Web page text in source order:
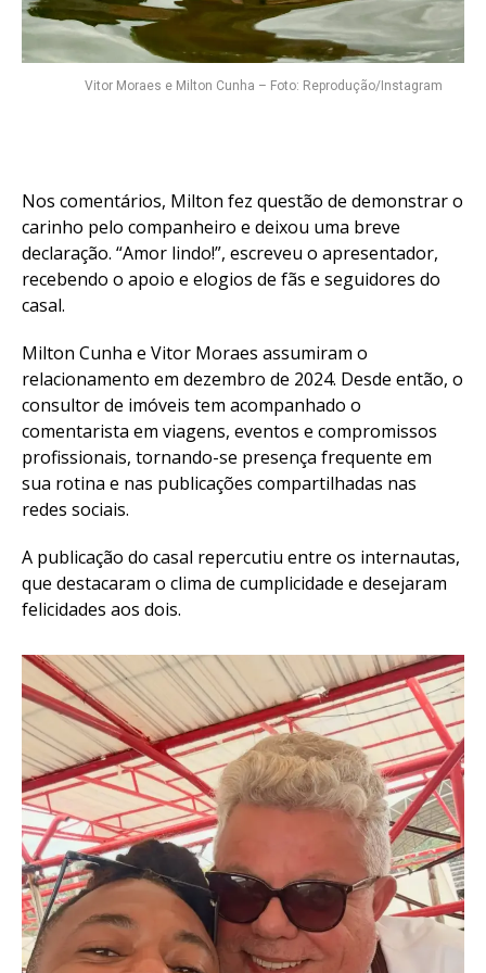
Vitor Moraes e Milton Cunha – Foto: Reprodução/Instagram
Nos comentários, Milton fez questão de demonstrar o
carinho pelo companheiro e deixou uma breve
declaração. “Amor lindo!”, escreveu o apresentador,
recebendo o apoio e elogios de fãs e seguidores do
casal.
Milton Cunha e Vitor Moraes assumiram o
relacionamento em dezembro de 2024. Desde então, o
consultor de imóveis tem acompanhado o
comentarista em viagens, eventos e compromissos
profissionais, tornando-se presença frequente em
sua rotina e nas publicações compartilhadas nas
redes sociais.
A publicação do casal repercutiu entre os internautas,
que destacaram o clima de cumplicidade e desejaram
felicidades aos dois.